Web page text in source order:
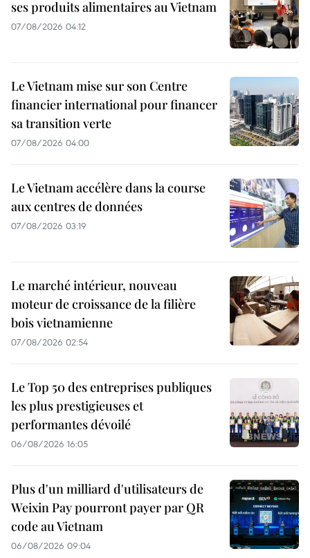
ses produits alimentaires au Vietnam
07/08/2026 04:12
Le Vietnam mise sur son Centre
financier international pour financer
sa transition verte
07/08/2026 04:00
Le Vietnam accélère dans la course
aux centres de données
07/08/2026 03:19
Le marché intérieur, nouveau
moteur de croissance de la filière
bois vietnamienne
07/08/2026 02:54
Le Top 50 des entreprises publiques
les plus prestigieuses et
performantes dévoilé
06/08/2026 16:05
Plus d'un milliard d'utilisateurs de
Weixin Pay pourront payer par QR
code au Vietnam
06/08/2026 09:04